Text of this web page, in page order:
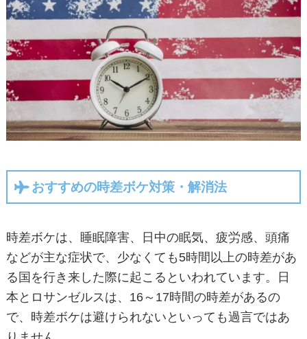
おすすめの時差ボケ対策・解消法
時差ボケは、睡眠障害、日中の眠気、疲労感、頭痛
などが主な症状で、少なくても5時間以上の時差があ
る国を行き来した際に起こるといわれています。日
本とロサンゼルスは、16～17時間の時差があるの
で、時差ボケは避けられないといっても過言ではあ